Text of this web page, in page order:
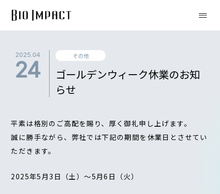
2025.04
24
その他
ゴールデンウィーク休業のお知
らせ
平素は格別のご高配を賜り、厚く御礼申し上げます。
誠に勝手ながら、弊社では下記の期間を休業日とさせてい
ただきます。
2025年5月3日（土）～5月6日（火）